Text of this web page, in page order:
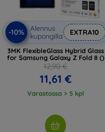
-10%
Alennus
kupongilla
EXTRA10
3MK FlexibleGlass Hybrid Glass
for Samsung Galaxy Z Fold 8 ()
12,90 €
11,61 €
Varastossa > 5 kpl